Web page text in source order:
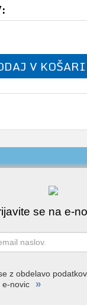
V
se na e-
z obdelavo
e-novic
»